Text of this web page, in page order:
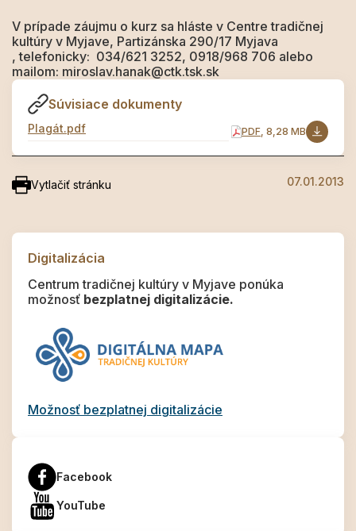
V prípade záujmu o kurz sa hláste v Centre tradičnej
kultúry v Myjave, Partizánska 290/17 Myjava
, telefonicky: 034/621 3252, 0918/968 706 alebo
mailom: miroslav.hanak@ctk.tsk.sk
Súvisiace dokumenty
Plagát.pdf PDF , 8,28 MB
Vytlačiť stránku 07.01.2013
Digitalizácia
Centrum tradičnej kultúry v Myjave ponúka
možnosť bezplatnej digitalizácie.
Možnosť bezplatnej digitalizácie
Facebook
YouTube